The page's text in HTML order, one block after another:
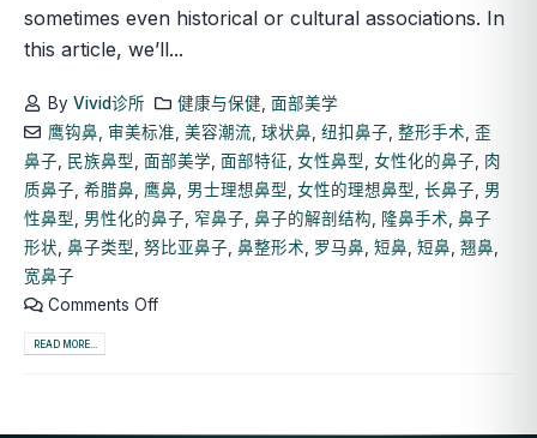
sometimes even historical or cultural associations. In
this article, we’ll...
By Vivid诊所 健康与保健 面部美学
鹰钩鼻
审美标准 美容潮流 球状鼻 纽扣鼻子 整形手术
歪
鼻子
民族鼻型 面部美学 面部特征 女性鼻型 女性化的鼻子
肉
质鼻子 希腊鼻 鹰鼻 男士理想鼻型 女性的理想鼻型 长鼻子
男
性鼻型
男性化的鼻子 窄鼻子 鼻子的解剖结构 隆鼻手术 鼻子
形状 鼻子类型 努比亚鼻子 鼻整形术 罗马鼻 短鼻 短鼻 翘鼻
宽鼻子
Comments Off
READ MORE...